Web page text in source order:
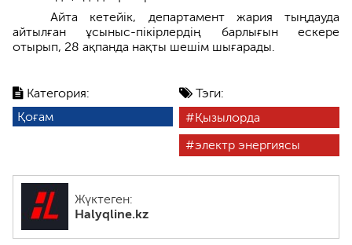
Категория:
Қоғам
Тэги:
Қызылорда
электр энергиясы
Жүктеген:
Halyqline.kz
Айта кетейік, департамент жария тыңдауда
айтылған ұсыныс-пікірлердің барлығын ескере
отырып, 28 ақпанда нақты шешім шығарады.